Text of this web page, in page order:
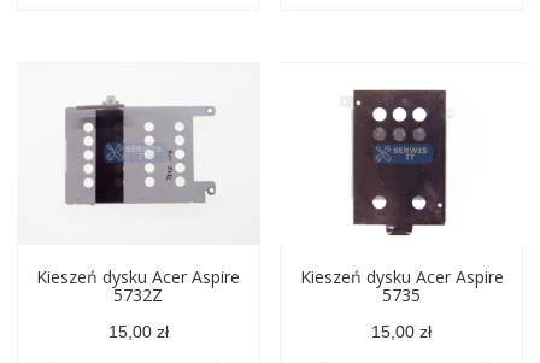
Kieszeń dysku Acer Aspire
5732Z
15,00 zł
Kieszeń dysku Acer Aspire
5735
15,00zł